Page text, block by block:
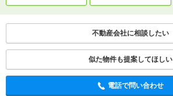
不動産会社に相談したい
似た物件も提案してほしい
電話で問い合わせ